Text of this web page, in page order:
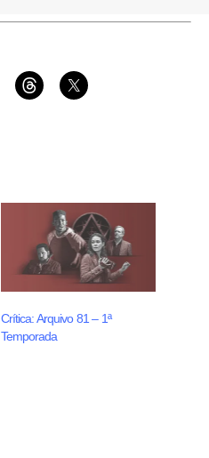
Crítica: Arquivo 81 – 1ª
Temporada